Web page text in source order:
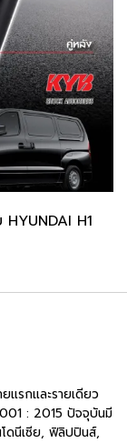
H1
แรกและรายเดียว
: 2015 ปัจจุบันมี
ดนีเซีย, ฟิลิปปินส์,